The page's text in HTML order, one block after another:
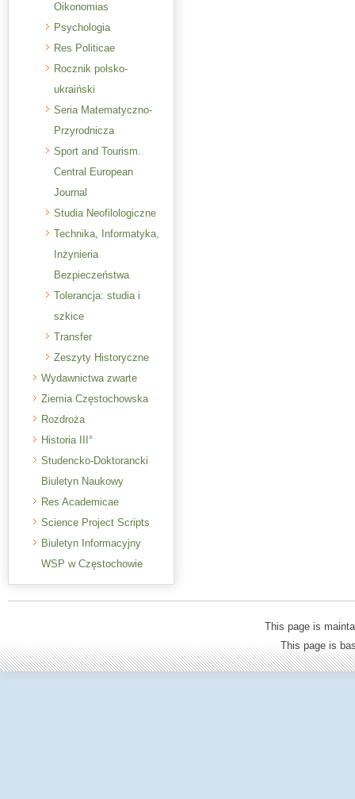
Oikonomias
Psychologia
Res Politicae
Rocznik polsko-
ukraiński
Seria Matematyczno-
Przyrodnicza
Sport and Tourism.
Central European
Journal
Studia Neofilologiczne
Technika, Informatyka,
Inżynieria
Bezpieczeństwa
Tolerancja: studia i
szkice
Transfer
Zeszyty Historyczne
Wydawnictwa zwarte
Ziemia Częstochowska
Rozdroża
Historia III°
Studencko-Doktorancki
Biuletyn Naukowy
Res Academicae
Science Project Scripts
Biuletyn Informacyjny
WSP w Częstochowie
This page is
This page is